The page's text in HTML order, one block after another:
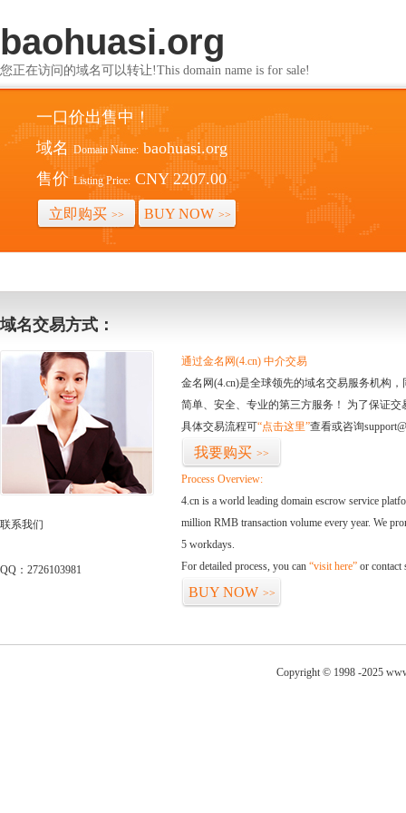
baohuasi.org
您正在访问的域名可以转让!This domain name is for sale!
一口价出售中！
域名 Domain Name: baohuasi.org
售价 Listing Price: CNY 2207.00
立即购买 >> BUY NOW >>
域名交易方式：
联系我们
QQ：2726103981
通过金名网(4.cn) 中介交易
金名网(4.cn)是全球领先的域名交易服务机构
简单、安全、专业的第三方服务！ 为了保证
具体交易流程可“点击这里”查看或咨询
我要购买 >>
Process Overview:
4.cn is a world leading domain escrow service
million RMB transaction volume every year. We
5 workdays.
For detailed process, you can “visit here” or contact
BUY NOW >>
Copyright © 1998 -2025